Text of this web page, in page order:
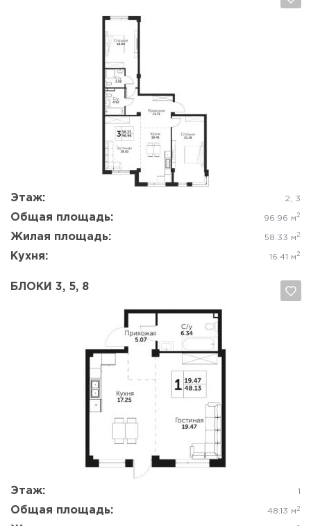
Этаж: 2, 3
Общая площадь: 96.96 м 2
Жилая площадь: 58.33 м 2
Кухня: 16.41 м 2
Да, удалить
БЛОКИ 3, 5, 8
Этаж: 1
Общая площадь: 48.13 м 2
Да, удалить